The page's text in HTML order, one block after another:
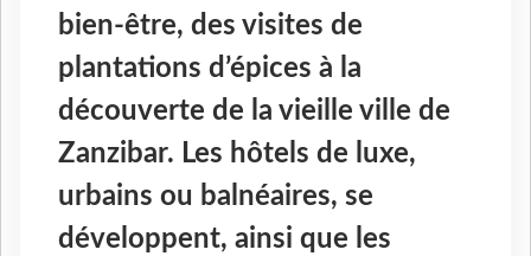
bien-être, des visites de
plantations d’épices à la
découverte de la vieille ville de
Zanzibar. Les hôtels de luxe,
urbains ou balnéaires, se
développent, ainsi que les